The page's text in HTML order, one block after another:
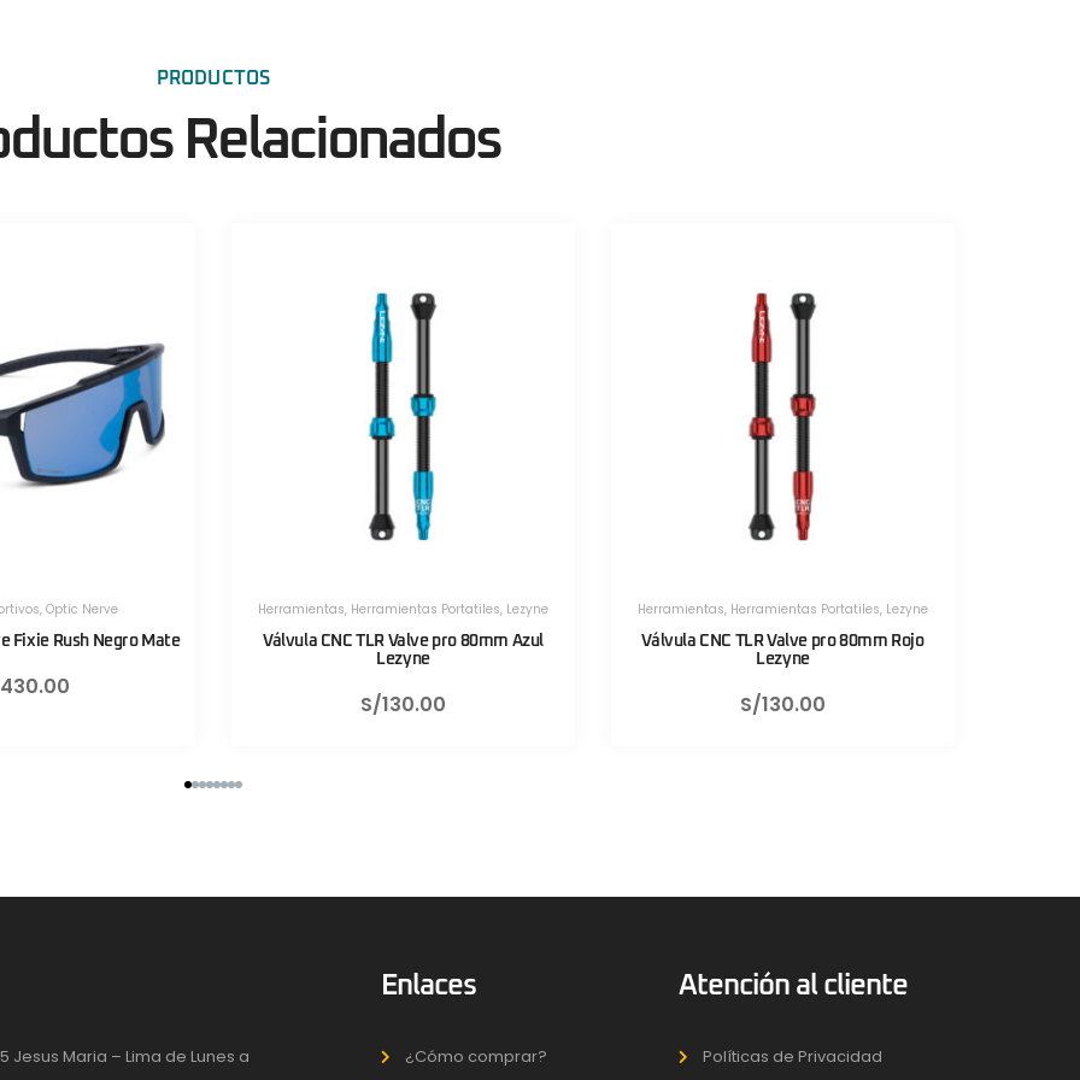
PRODUCTOS
Relacionados
,Herramientas Portatiles
TLR Valve pro 80mm Azul
Herramientas,Herramientas Portatiles,
Válvula CNC TLR Valve pro 80mm Rojo
Lezyne
S/130.00
Herramientas,Herramientas Portatiles,
Válvula CNC TLR Valve pro 80mm Negro
Lezyne
S/130.00
Jesus Maria – Lima de Lunes a
Enlaces
¿Cómo comprar?
Atención al cliente
Políticas de Privacidad